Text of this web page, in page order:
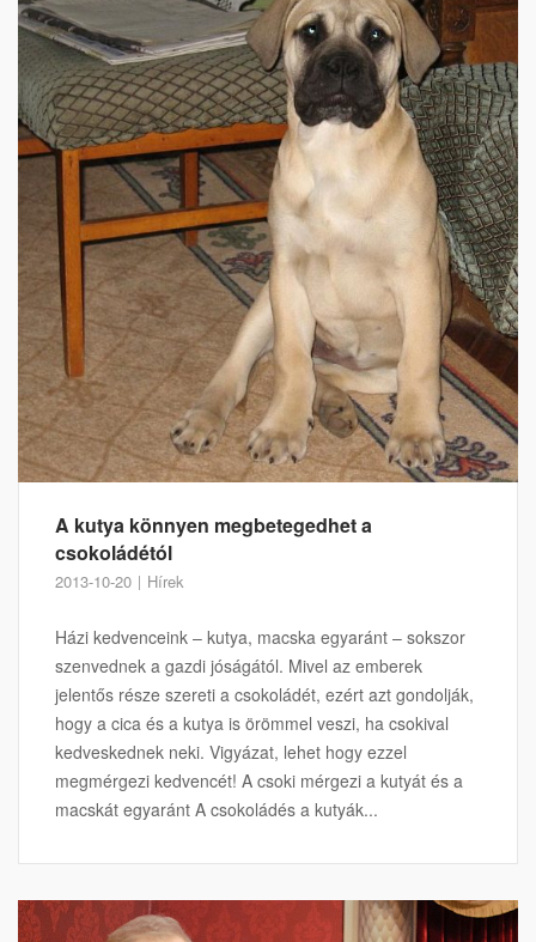
A kutya könnyen megbetegedhet a
csokoládétól
2013-10-20 Hírek
Házi kedvenceink – kutya, macska egyaránt – sokszor
szenvednek a gazdi jóságától. Mivel az emberek
jelentős része szereti a csokoládét, ezért azt gondolják,
hogy a cica és a kutya is örömmel veszi, ha csokival
kedveskednek neki. Vigyázat, lehet hogy ezzel
megmérgezi kedvencét! A csoki mérgezi a kutyát és a
macskát egyaránt A csokoládés a kutyák...